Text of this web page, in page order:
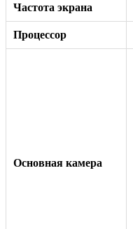
Частота экрана
Процессор
Основная камера